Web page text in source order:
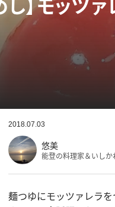
2018.07.03
悠美
能登の料理家＆いしか
麺つゆにモッツァレラ